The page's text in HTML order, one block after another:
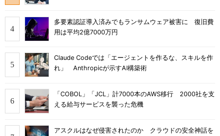
多要素認証導入済みでもランサムウェア被害に 復旧費
用は平均2億7000万円
Claude Codeでは「エージェントを作るな、スキルを作
れ」 Anthropicが示すAI構築術
「COBOL」「JCL」計7000本のAWS移行 2000社を支
える給与サービスを襲った危機
アスクルはなぜ侵害されたのか クラウドの安全神話を